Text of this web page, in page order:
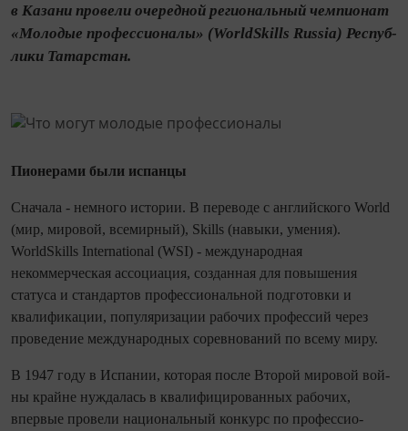
в Казани провели очередной региональный чемпионат
«Молодые профессио­налы» (WorldSkills Russia) Респуб­
лики Татарстан.
Пионерами были испанцы
Сначала - немного истории. В переводе с английского World
(мир, мировой, всемирный), Skills (навыки, умения).
WorldSkills International (WSI) - международная
некоммерческая ассоциация, со­зданная для повышения
статуса и стандартов профессио­нальной подготовки и
квалификации, популяризации рабочих профессий через
проведение международных соревнований по всему миру.
В 1947 году в Испании, которая после Второй мировой вой­
ны крайне нуждалась в квалифицированных рабочих,
впервые провели на­цио­наль­ный конкурс по профессио­